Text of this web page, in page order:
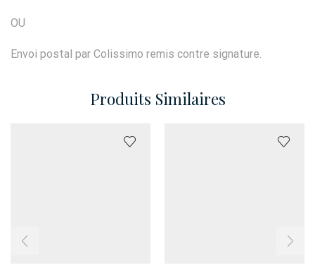
OU
Envoi postal par Colissimo remis contre signature.
Produits Similaires